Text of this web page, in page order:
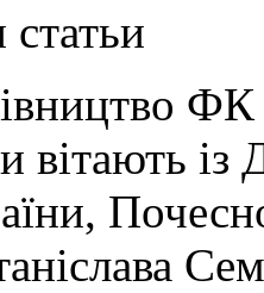
ФК
вітають